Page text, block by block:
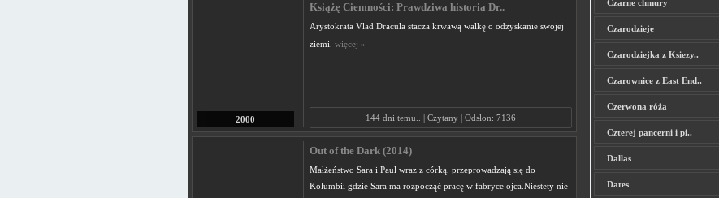
2000
Książę Ciemności: Prawdziwa historia Dr..
Arystokrata Vlad Dracula stacza krwawą walkę o odzyskanie swojej
ziemi. więcej »
144 dni temu.. | Czytany | Odsłon: 7136
Out of the Dark (2014)
Małżeństwo Sara i Paul wraz z córką, przeprowadzają się do
Kolumbii gdzie Sara ma rozpocząć pracę w fabryce ojca.Niestety nie
Czarne chmury
Czarodzieje
Czarodziejka z Ksiezy..
Czarownice z East End..
Czerwona róża
Czterej pancerni i pi..
Dallas
Dates